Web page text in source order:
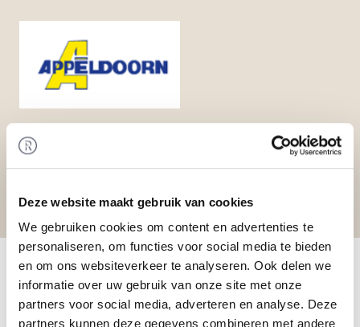
Deze website maakt gebruik van cookies
We gebruiken cookies om content en advertenties te
personaliseren, om functies voor social media te bieden
en om ons websiteverkeer te analyseren. Ook delen we
informatie over uw gebruik van onze site met onze
partners voor social media, adverteren en analyse. Deze
partners kunnen deze gegevens combineren met andere
Home/Transactions/ Management Buy-In at
Firma Appeldoorn
Transaction
Jacob van Eeghen Group B.V. has acquired G.W.